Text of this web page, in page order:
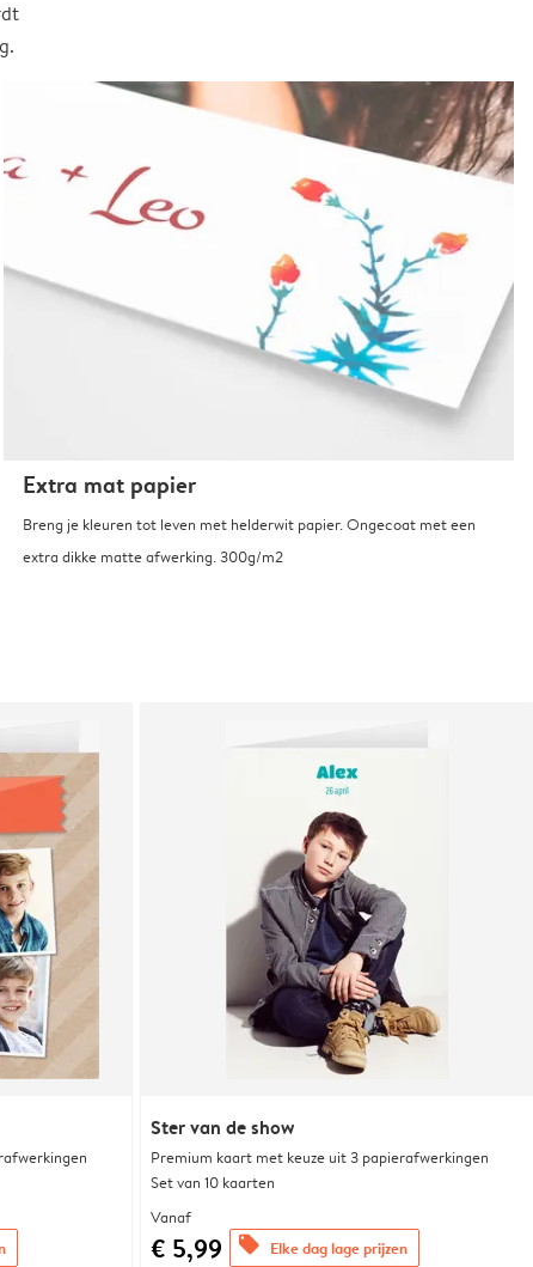
Extra mat papier
Breng je kleuren tot leven met helderwit papier. Ongecoat met een
extra dikke matte afwerking. 300g/m2
Ster van de show
Premium kaart met keuze uit 3 papierafwerkingen
Set van 10 kaarten
Vanaf
€ 5,99 offers Elke dag lage prijzen